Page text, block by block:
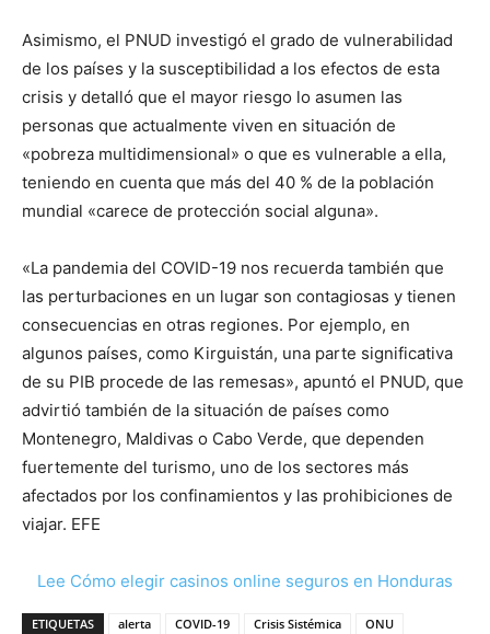
Asimismo, el PNUD investigó el grado de vulnerabilidad
de los países y la susceptibilidad a los efectos de esta
crisis y detalló que el mayor riesgo lo asumen las
personas que actualmente viven en situación de
«pobreza multidimensional» o que es vulnerable a ella,
teniendo en cuenta que más del 40 % de la población
mundial «carece de protección social alguna».
«La pandemia del COVID-19 nos recuerda también que
las perturbaciones en un lugar son contagiosas y tienen
consecuencias en otras regiones. Por ejemplo, en
algunos países, como Kirguistán, una parte significativa
de su PIB procede de las remesas», apuntó el PNUD, que
advirtió también de la situación de países como
Montenegro, Maldivas o Cabo Verde, que dependen
fuertemente del turismo, uno de los sectores más
afectados por los confinamientos y las prohibiciones de
viajar. EFE
Lee Cómo elegir casinos online seguros en Honduras
ETIQUETAS alerta COVID-19 Crisis Sistémica ONU